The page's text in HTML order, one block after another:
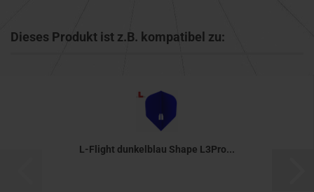
Dieses Produkt ist z.B. kompatibel zu:
L-Flight dunkelblau Shape L3Pro...